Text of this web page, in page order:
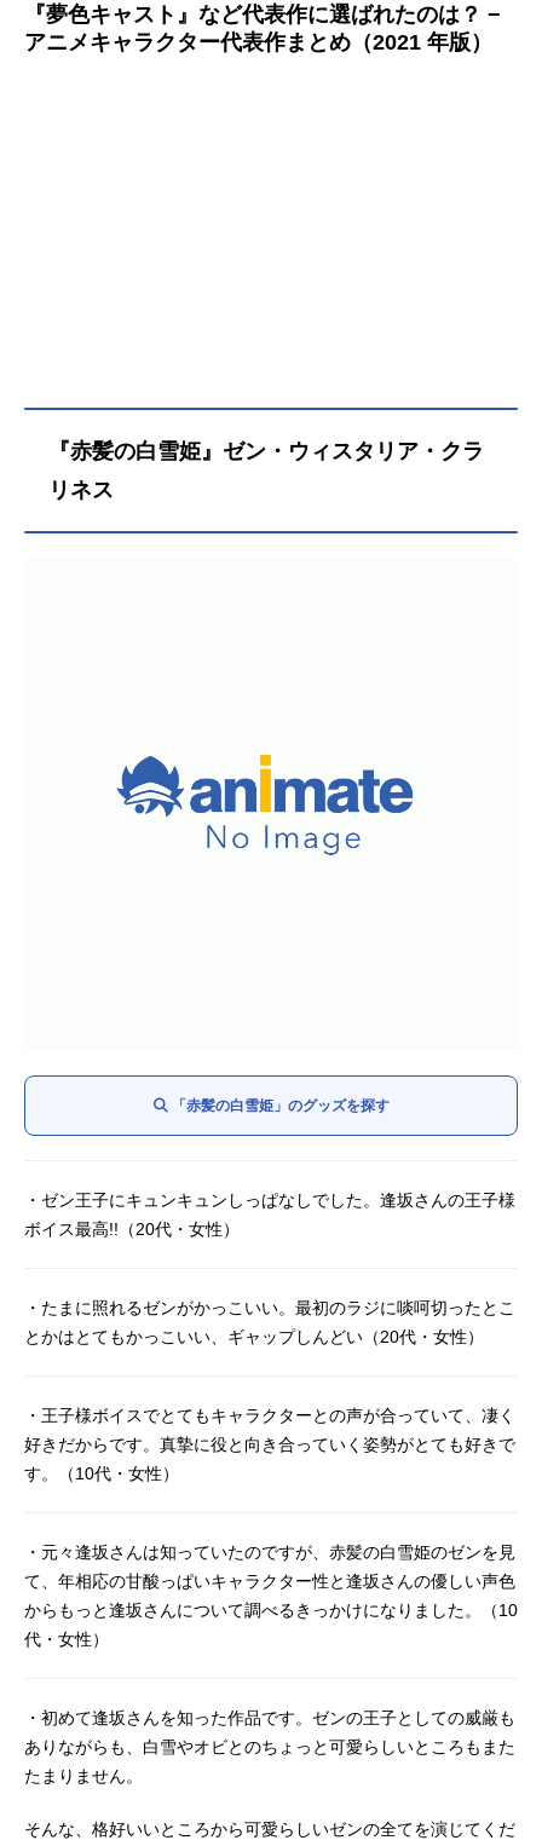
『夢色キャスト』など代表作に選ばれたのは？ −
アニメキャラクター代表作まとめ（2021 年版）
『赤髪の白雪姫』ゼン・ウィスタリア・クラ
リネス
「赤髪の白雪姫」のグッズを探す
・ゼン王子にキュンキュンしっぱなしでした。逢坂さんの王子様
ボイス最高!!（20代・女性）
・たまに照れるゼンがかっこいい。最初のラジに啖呵切ったとこ
とかはとてもかっこいい、ギャップしんどい（20代・女性）
・王子様ボイスでとてもキャラクターとの声が合っていて、凄く
好きだからです。真摯に役と向き合っていく姿勢がとても好きで
す。（10代・女性）
・元々逢坂さんは知っていたのですが、赤髪の白雪姫のゼンを見
て、年相応の甘酸っぱいキャラクター性と逢坂さんの優しい声色
からもっと逢坂さんについて調べるきっかけになりました。（10
代・女性）
・初めて逢坂さんを知った作品です。ゼンの王子としての威厳も
ありながらも、白雪やオビとのちょっと可愛らしいところもまた
たまりません。
そんな、格好いいところから可愛らしいゼンの全てを演じてくだ